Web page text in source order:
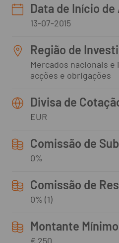
Data de Início
13-07-2015
Região de
Mercados nacionais
acções e obrigações
Divisa de
EUR
Comissão de
0%
Comissão de
0% (1)
Montante
€ 250